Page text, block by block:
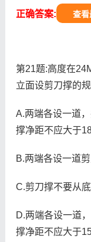
正确答案: 查看
第21题:高度在
立面设剪刀撑的规
A.两端各设一道
撑净距不应大于
B.两端各设一道
C.剪刀撑不要从
D.两端各设一道
撑净距不应大于